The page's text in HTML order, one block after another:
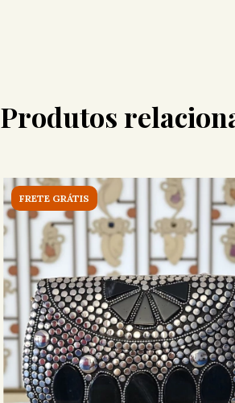
Produtos
FRETE GRÁTIS